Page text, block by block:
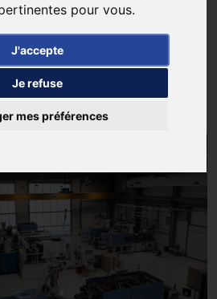
pour vous.
J'accepte
Je refuse
mes préférences
FINALISÉ
de production de bouchon